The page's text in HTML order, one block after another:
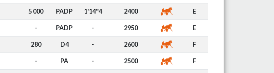
5 000 PADP 1'14''4 2400 E
- PADP - 2950 E
280 D4 - 2600 F
- PA - 2500 F